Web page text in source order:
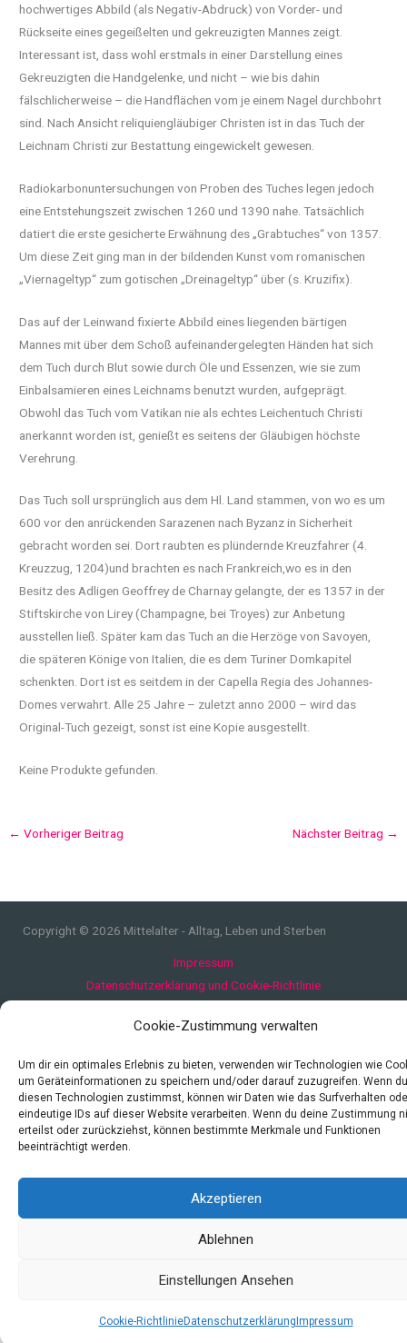
Cookie-Zustimmung verwalten
Um dir ein optimales Erlebnis zu bieten, verwenden wir Technologien wie
um Geräteinformationen zu speichern und/oder darauf zuzugreifen. Wenn du
diesen Technologien zustimmst, können wir Daten wie das Surfverhalten
eindeutige IDs auf dieser Website verarbeiten. Wenn du deine Zustimmung
erteilst oder zurückziehst, können bestimmte Merkmale und Funktionen
beeinträchtigt werden.
Akzeptieren
Ablehnen
Einstellungen Ansehen
Cookie-RichtlinieDatenschutzerklärung Impressum
hochwertiges Abbild (als Negativ-Abdruck) von Vorder- und
Rückseite eines gegeißelten und gekreuzigten Mannes zeigt.
Interessant ist, dass wohl erstmals in einer Darstellung eines
Gekreuzigten die Handgelenke, und nicht – wie bis dahin
fälschlicherweise – die Handflächen vom je einem Nagel durchbohrt
sind. Nach Ansicht reliquiengläubiger Christen ist in das Tuch der
Leichnam Christi zur Bestattung eingewickelt gewesen.
Radiokarbonuntersuchungen von Proben des Tuches legen jedoch
eine Entstehungszeit zwischen 1260 und 1390 nahe. Tatsächlich
datiert die erste gesicherte Erwähnung des „Grabtuches“ von 1357.
Um diese Zeit ging man in der bildenden Kunst vom romanischen
„Viernageltyp“ zum gotischen „Dreinageltyp“ über (s. Kruzifix).
Das auf der Leinwand fixierte Abbild eines liegenden bärtigen
Mannes mit über dem Schoß aufeinandergelegten Händen hat sich
dem Tuch durch Blut sowie durch Öle und Essenzen, wie sie zum
Einbalsamieren eines Leichnams benutzt wurden, aufgeprägt.
Obwohl das Tuch vom Vatikan nie als echtes Leichentuch Christi
anerkannt worden ist, genießt es seitens der Gläubigen höchste
Verehrung.
Das Tuch soll ursprünglich aus dem Hl. Land stammen, von wo es um
600 vor den anrückenden Sarazenen nach Byzanz in Sicherheit
gebracht worden sei. Dort raubten es plündernde Kreuzfahrer (4.
Kreuzzug, 1204)und brachten es nach Frankreich,wo es in den
Besitz des Adligen Geoffrey de Charnay gelangte, der es 1357 in der
Stiftskirche von Lirey (Champagne, bei Troyes) zur Anbetung
ausstellen ließ. Später kam das Tuch an die Herzöge von Savoyen,
die späteren Könige von Italien, die es dem Turiner Domkapitel
schenkten. Dort ist es seitdem in der Capella Regia des Johannes-
Domes verwahrt. Alle 25 Jahre – zuletzt anno 2000 – wird das
Original-Tuch gezeigt, sonst ist eine Kopie ausgestellt.
Keine Produkte gefunden.
← Vorheriger Beitrag Nächster Beitrag →
Copyright © 2026 Mittelalter - Alltag, Leben und Sterben
Impressum
Datenschutzerklärung und Cookie-Richtlinie
Index